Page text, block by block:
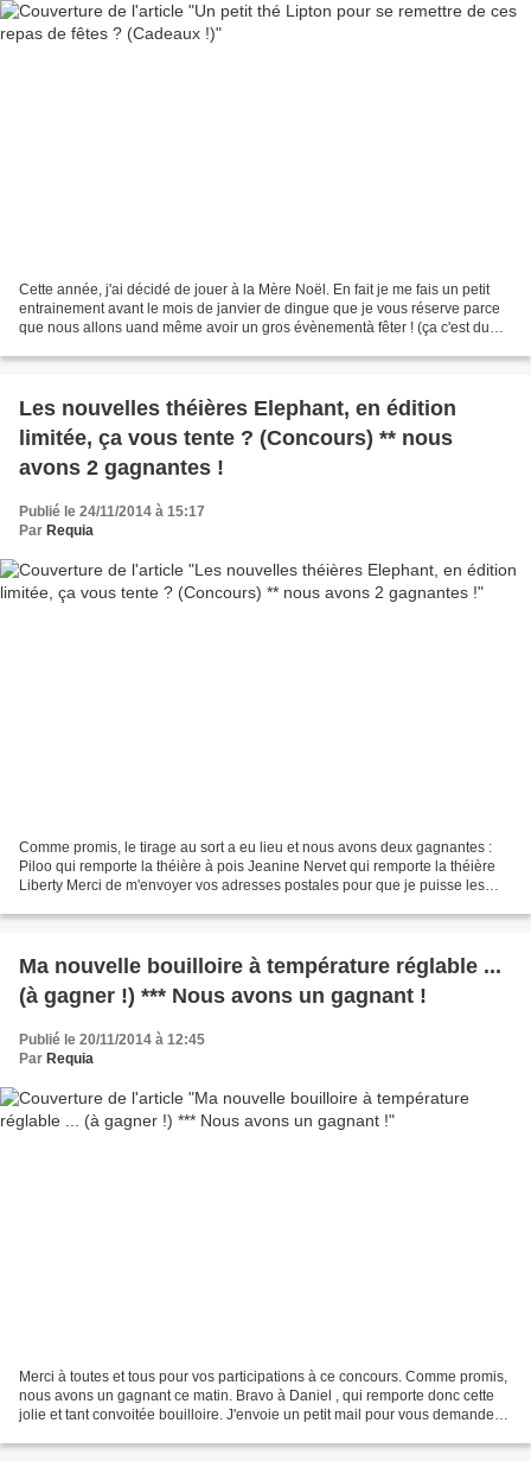
Cette année, j'ai décidé de jouer à la Mère Noël. En fait je me fais un petit
entrainement avant le mois de janvier de dingue que je vous réserve parce
que nous allons uand même avoir un gros évènementà fêter ! (ça c'est du
Les nouvelles théières Elephant, en édition
limitée, ça vous tente ? (Concours) ** nous
avons 2 gagnantes !
Publié le 24/11/2014 à 15:17
Par Requia
Comme promis, le tirage au sort a eu lieu et nous avons deux gagnantes :
Piloo qui remporte la théière à pois Jeanine Nervet qui remporte la théière
Liberty Merci de m'envoyer vos adresses postales pour que je puisse les
Ma nouvelle bouilloire à température réglable ...
(à gagner !) *** Nous avons un gagnant !
Publié le 20/11/2014 à 12:45
Par Requia
Merci à toutes et tous pour vos participations à ce concours. Comme promis,
nous avons un gagnant ce matin. Bravo à Daniel , qui remporte donc cette
jolie et tant convoitée bouilloire. J'envoie un petit mail pour vous demander